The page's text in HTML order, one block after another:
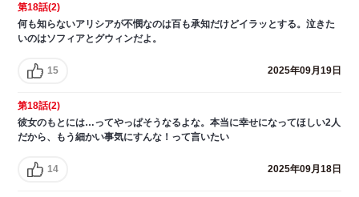
第18話(2)
何も知らないアリシアが不憫なのは百も承知だけどイラッとする。泣きた
いのはソフィアとグウィンだよ。
15 2025年09月19日
第18話(2)
彼女のもとには…ってやっぱそうなるよな。本当に幸せになってほしい2人
だから、もう細かい事気にすんな！って言いたい
14 2025年09月18日